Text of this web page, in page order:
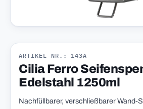
ARTIKEL-NR.: 143A
Cilia Ferro
Edelstahl 1250ml
Nachfüllbarer, verschließbarer Wand-